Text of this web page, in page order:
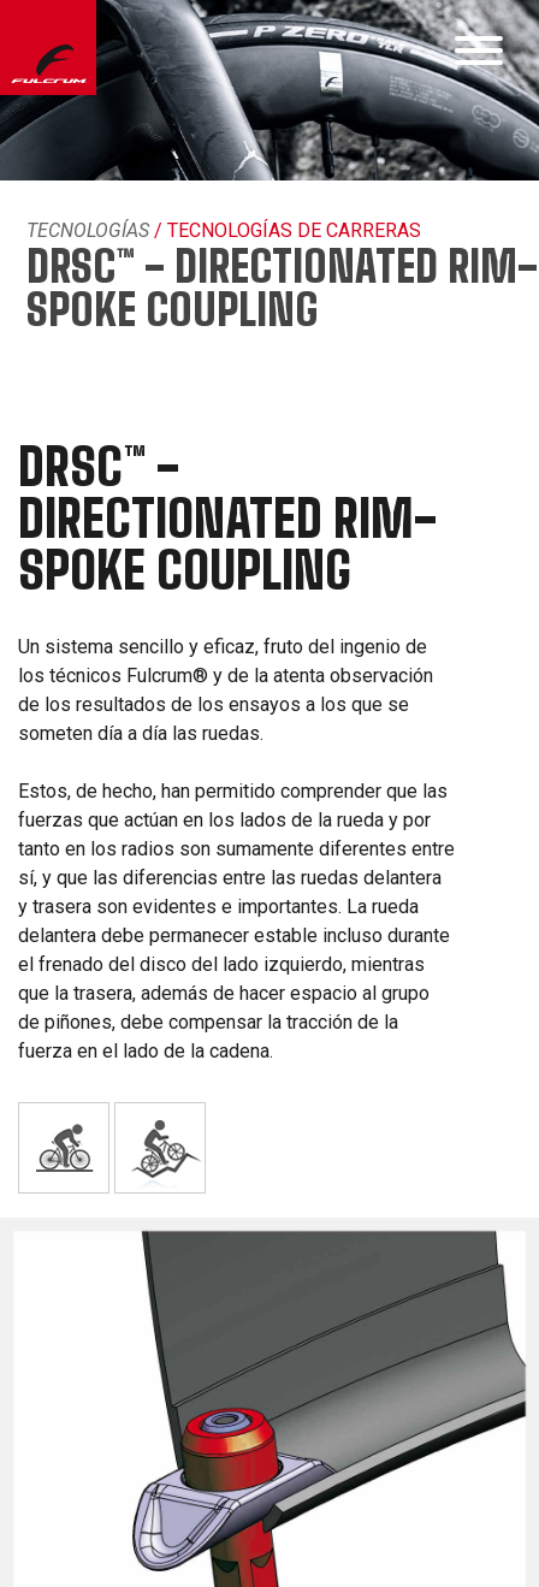
TECNOLOGÍAS / TECNOLOGÍAS DE CARRERAS
DRSC™ - DIRECTIONATED RIM-
SPOKE COUPLING
DRSC™ -
DIRECTIONATED RIM-
SPOKE COUPLING
Un sistema sencillo y eficaz, fruto del ingenio de
los técnicos Fulcrum® y de la atenta observación
de los resultados de los ensayos a los que se
someten día a día las ruedas.
Estos, de hecho, han permitido comprender que las
fuerzas que actúan en los lados de la rueda y por
tanto en los radios son sumamente diferentes entre
sí, y que las diferencias entre las ruedas delantera
y trasera son evidentes e importantes. La rueda
delantera debe permanecer estable incluso durante
el frenado del disco del lado izquierdo, mientras
que la trasera, además de hacer espacio al grupo
de piñones, debe compensar la tracción de la
fuerza en el lado de la cadena.